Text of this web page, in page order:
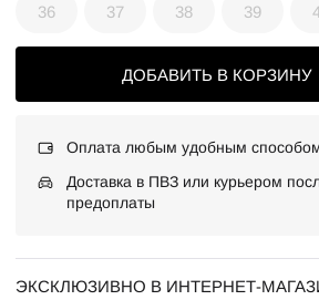
36 37 38 39
ДОБАВИТЬ В КОРЗИНУ
Оплата любым удобным
Доставка в ПВЗ или курьером
предоплаты
ЭКСКЛЮЗИВНО В ИНТЕРНЕТ-